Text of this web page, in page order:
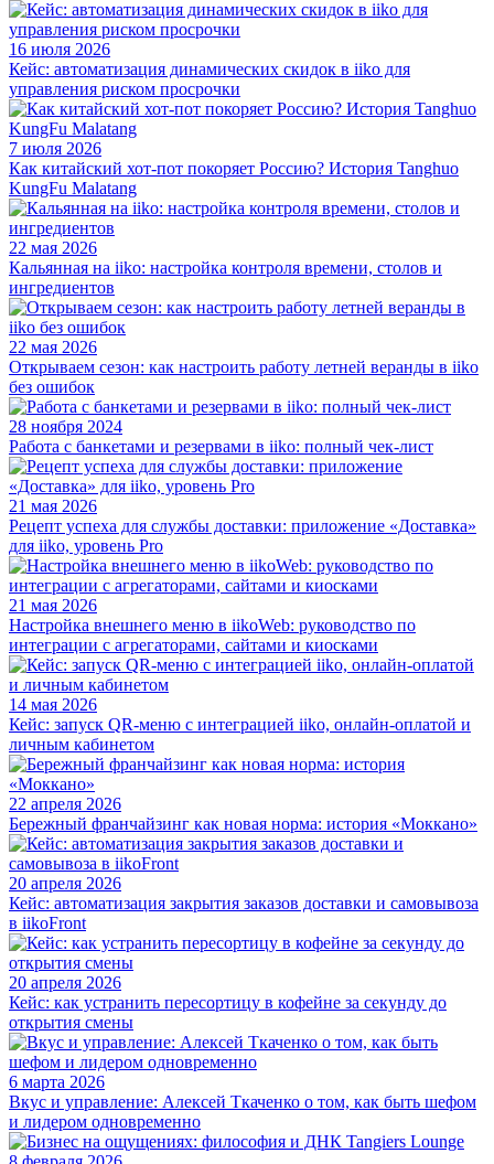
16 июля 2026
Кейс: автоматизация динамических скидок в iiko для
управления риском просрочки
7 июля 2026
Как китайский хот-пот покоряет Россию? История Tanghuo
KungFu Malatang
22 мая 2026
Кальянная на iiko: настройка контроля времени, столов и
ингредиентов
22 мая 2026
Открываем сезон: как настроить работу летней веранды в iiko
без ошибок
28 ноября 2024
Работа с банкетами и резервами в iiko: полный чек-лист
21 мая 2026
Рецепт успеха для службы доставки: приложение «Доставка»
для iiko, уровень Pro
21 мая 2026
Настройка внешнего меню в iikoWeb: руководство по
интеграции с агрегаторами, сайтами и киосками
14 мая 2026
Кейс: запуск QR-меню с интеграцией iiko, онлайн-оплатой и
личным кабинетом
22 апреля 2026
Бережный франчайзинг как новая норма: история «Моккано»
20 апреля 2026
Кейс: автоматизация закрытия заказов доставки и самовывоза
в iikoFront
20 апреля 2026
Кейс: как устранить пересортицу в кофейне за секунду до
открытия смены
6 марта 2026
Вкус и управление: Алексей Ткаченко о том, как быть шефом
и лидером одновременно